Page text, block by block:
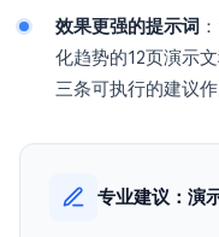
效果更强的提示词
化趋势的12页演示
三条可执行的建议
专业建议：演